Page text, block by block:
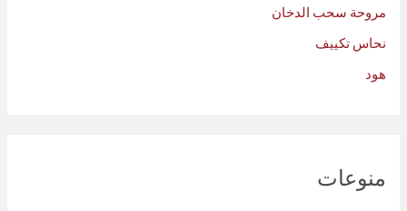
مروحة سحب الدخان
نحاس تكييف
هود
منوعات